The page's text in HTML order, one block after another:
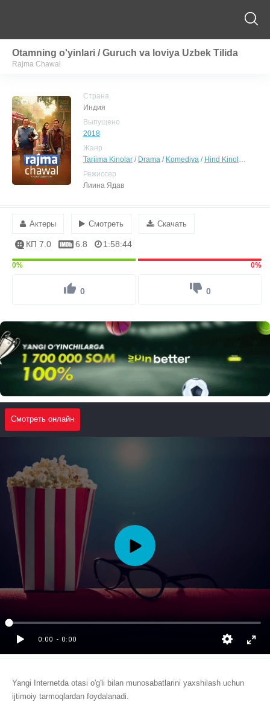
Otamning o'yinlari / Guruch va loviya Uzbek Tilida
Rajma Chawal
Страна
Индия
Выпущено
2018
Жанр
Tarjima Kinolar / Drama / Komediya / Hind Kinolar Uzbek Tilida
Режиссер
Лиина Ядав
Актеры Смотреть Скачать
КП 7.0 6.8 1:58:44
0% 0%
0 0
Смотреть онлайн
Yangi Internetda otasi o'g'li bilan munosabatlarini yaxshilash uchun
ijtimoiy tarmoqlardan foydalanadi.